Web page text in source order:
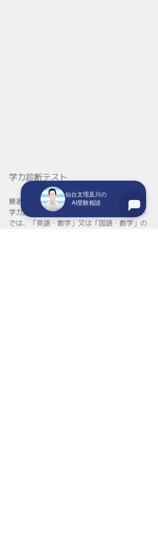
学力診断テスト
最適の学び方や学習環境を提案するために、
学力診断テストを行います。学力診断テスト
では、「英語・数学」又は「国語・数学」の
仙台文理及川の
AI受験相談